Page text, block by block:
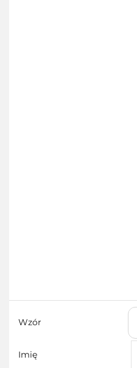
Wzór
Imię